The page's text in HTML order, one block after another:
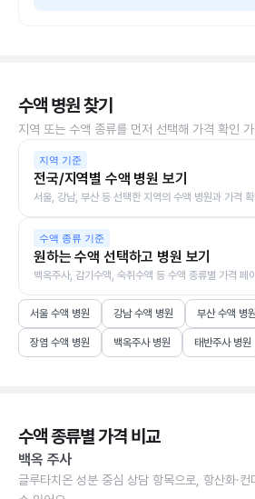
수액 병원 찾기
지역 또는 수액 종류를 먼저 선택해 가격 확인
지역 기준
전국/지역별 수액 병원 보기
서울, 강남, 부산 등 선택한 지역의 수액 병원과 가격
수액 종류 기준
원하는 수액 선택하고 병원 보기
백옥주사, 감기수액, 숙취수액 등 수액 종류별 가격 페
서울 수액 병원 강남 수액 병원 부산 수액 병원
장염 수액 병원 백옥주사 병원 태반주사 병원
수액 종류별 가격 비교
백옥 주사
글루타치온 성분 중심 상담 항목으로, 항산화·